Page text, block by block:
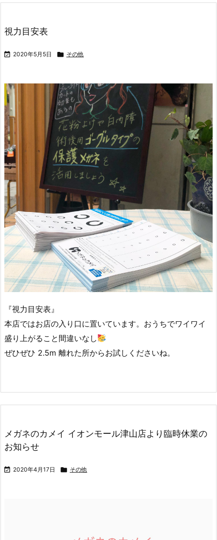
視力目安表
 2020年5月5日  その他
『視力目安表』
本店ではお店の入り口に置いています。おうちでワイワイ
盛り上がること間違いなし
ぜひぜひ 2.5m 離れた所からお試しくださいね。
メガネのカメイ イオンモール津山店より臨時休業の
お知らせ
 2020年4月17日  その他